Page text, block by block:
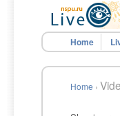
Home
Home ›